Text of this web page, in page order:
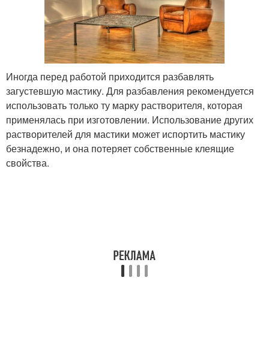
Иногда перед работой приходится разбавлять
загустевшую мастику. Для разбавления рекомендуется
использовать только ту марку растворителя, которая
применялась при изготовлении. Использование других
растворителей для мастики может испортить мастику
безнадежно, и она потеряет собственные клеящие
свойства.